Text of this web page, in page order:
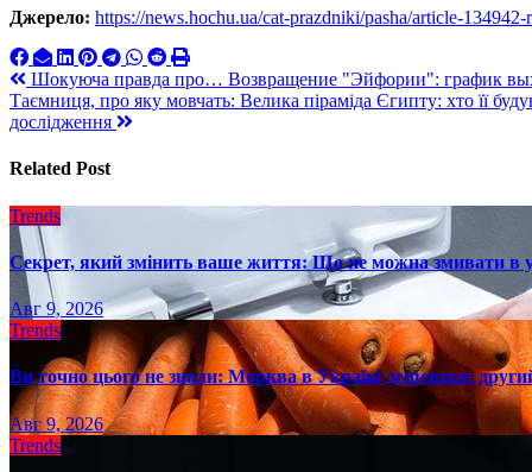
Джерело: https://news.hochu.ua/cat-prazdniki/pasha/article-
Навигация
по
Шокуюча правда про… Возвращение "Эйфории": график
Таємниця, про яку мовчать: Велика піраміда Єгипту: хто її
дослідження
Related Post
Trends
Секрет, який змінить ваше життя: Що не можна змивати в
Авг 9, 2026
Trends
Ви точно цього не знали: Морква в Україні дешевшає
Авг 9, 2026
Trends